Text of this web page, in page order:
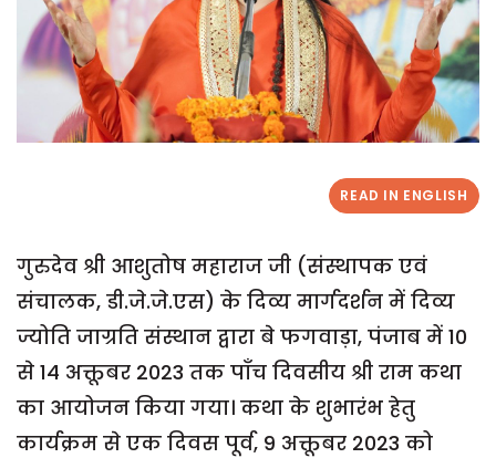
READ IN ENGLISH
गुरुदेव श्री आशुतोष महाराज जी (संस्थापक एवं
संचालक, डी.जे.जे.एस) के दिव्य मार्गदर्शन में दिव्य
ज्योति जाग्रति संस्थान द्वारा बे फगवाड़ा, पंजाब में 10
से 14 अक्तूबर 2023 तक पाँच दिवसीय श्री राम कथा
का आयोजन किया गया। कथा के शुभारंभ हेतु
कार्यक्रम से एक दिवस पूर्व, 9 अक्तूबर 2023 को